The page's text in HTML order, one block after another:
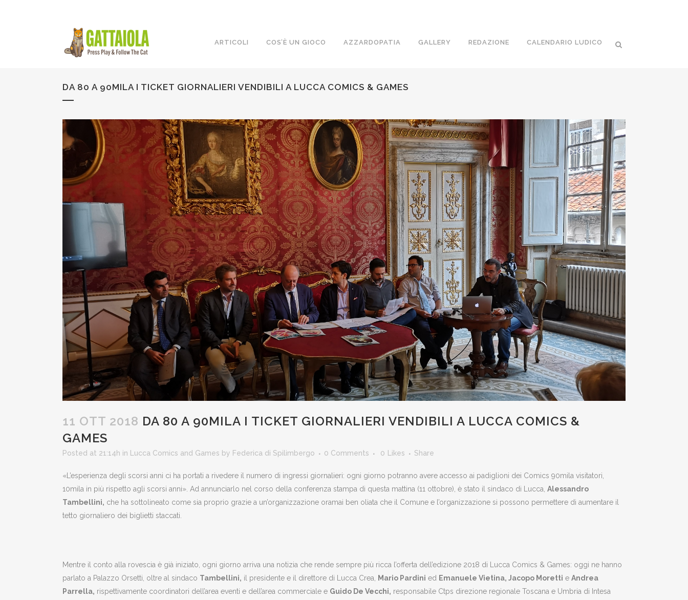
ARTICOLI COS’È UN GIOCO AZZARDOPATIA GALLERY REDAZIONE CALENDARIO LUDICO
DA 80 A 90MILA I TICKET GIORNALIERI VENDIBILI A LUCCA COMICS & GAMES
11 OTT 2018 DA 80 A 90MILA I TICKET GIORNALIERI VENDIBILI A LUCCA COMICS &
GAMES
Posted at 21:14h in Lucca Comics and Games by Federica di Spilimbergo 0 Comments 0 Likes Share
«L’esperienza degli scorsi anni ci ha portati a rivedere il numero di ingressi giornalieri: ogni giorno potranno avere accesso ai padiglioni dei Comics 90mila visitatori,
10mila in più rispetto agli scorsi anni». Ad annunciarlo nel corso della conferenza stampa di questa mattina (11 ottobre), è stato il sindaco di Lucca, Alessandro
Tambellini, che ha sottolineato come sia proprio grazie a un’organizzazione oramai ben oliata che il Comune e l’organizzazione si possono permettere di aumentare il
tetto giornaliero dei biglietti staccati.
Mentre il conto alla rovescia è già iniziato, ogni giorno arriva una notizia che rende sempre più ricca l’offerta dell’edizione 2018 di Lucca Comics & Games: oggi ne hanno
parlato a Palazzo Orsetti, oltre al sindaco Tambellini, il presidente e il direttore di Lucca Crea, Mario Pardini ed Emanuele Vietina, Jacopo Moretti e Andrea
Parrella, rispettivamente coordinatori dell’area eventi e dell’area commerciale e Guido De Vecchi, responsabile Ctps direzione regionale Toscana e Umbria di Intesa